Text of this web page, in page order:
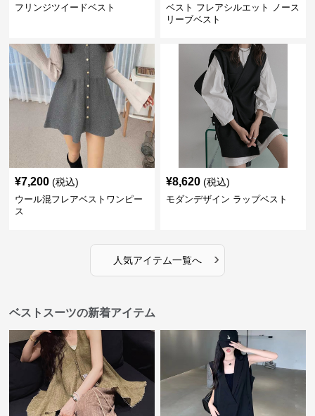
フリンジツイードベスト
ベスト フレアシルエット ノース
リーブベスト
¥7,200 (税込)
ウール混フレアベストワンピー
ス
¥8,620 (税込)
モダンデザイン ラップベスト
人気アイテム一覧へ ›
ベストスーツの新着アイテム